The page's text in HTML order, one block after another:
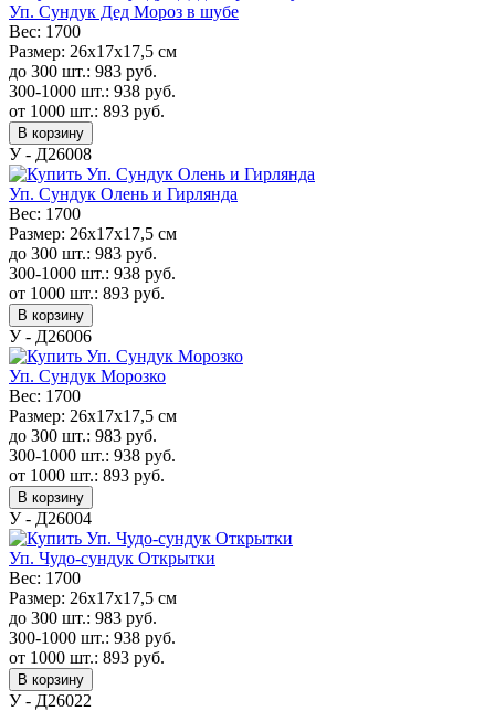
Уп. Сундук Дед Мороз в шубе
Вес: 1700
Размер: 26х17х17,5 см
до 300 шт.: 983 руб.
300-1000 шт.: 938 руб.
от 1000 шт.: 893 руб.
В корзину
У - Д26008
Уп. Сундук Олень и Гирлянда
Вес: 1700
Размер: 26х17х17,5 см
до 300 шт.: 983 руб.
300-1000 шт.: 938 руб.
от 1000 шт.: 893 руб.
В корзину
У - Д26006
Уп. Сундук Морозко
Вес: 1700
Размер: 26х17х17,5 см
до 300 шт.: 983 руб.
300-1000 шт.: 938 руб.
от 1000 шт.: 893 руб.
В корзину
У - Д26004
Уп. Чудо-сундук Открытки
Вес: 1700
Размер: 26х17х17,5 см
до 300 шт.: 983 руб.
300-1000 шт.: 938 руб.
от 1000 шт.: 893 руб.
В корзину
У - Д26022